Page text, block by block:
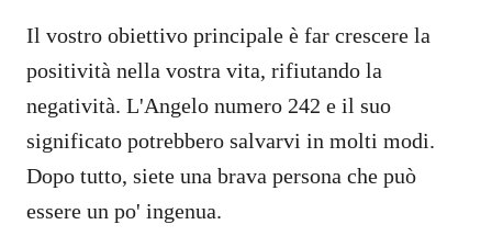
Il vostro obiettivo principale è far crescere la
positività nella vostra vita, rifiutando la
negatività. L'Angelo numero 242 e il suo
significato potrebbero salvarvi in molti modi.
Dopo tutto, siete una brava persona che può
essere un po' ingenua.